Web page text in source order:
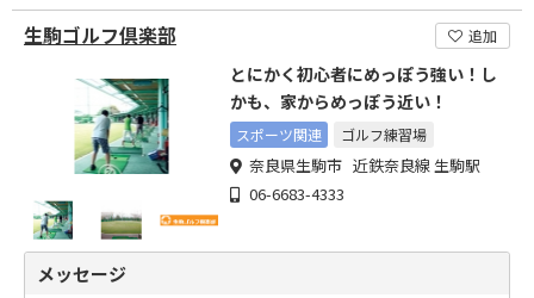
生駒ゴルフ倶楽部 追加
とにかく初心者にめっぽう強い！し
かも、家からめっぽう近い！
スポーツ関連 ゴルフ練習場
奈良県生駒市 近鉄奈良線 生駒駅
06-6683-4333
メッセージ